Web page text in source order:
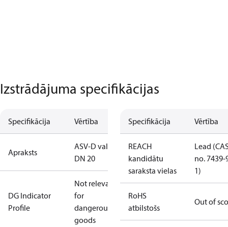
Izstrādājuma specifikācijas
Specifikācija Vērtība
Apraksts
ASV-D valve
DN 20
DG Indicator
Profile
Not relevant
for
dangerous
goods
Specifikācija Vērtība
REACH
kandidātu
saraksta vielas
Lead
no. 7439-
1)
RoHS
atbilstošs
Out of